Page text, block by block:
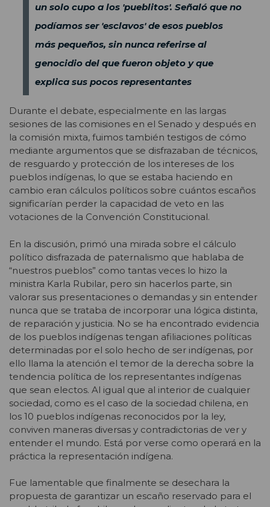
un solo cupo a los 'pueblitos'. Señaló que no
podíamos ser 'esclavos' de esos pueblos
más pequeños, sin nunca referirse al
genocidio del que fueron objeto y que
explica sus pocos representantes
Durante el debate, especialmente en las largas
sesiones de las comisiones en el Senado y después en
la comisión mixta, fuimos también testigos de cómo
mediante argumentos que se disfrazaban de técnicos,
de resguardo y protección de los intereses de los
pueblos indígenas, lo que se estaba haciendo en
cambio eran cálculos políticos sobre cuántos escaños
significarían perder la capacidad de veto en las
votaciones de la Convención Constitucional.
En la discusión, primó una mirada sobre el cálculo
político disfrazada de paternalismo que hablaba de
“nuestros pueblos” como tantas veces lo hizo la
ministra Karla Rubilar, pero sin hacerlos parte, sin
valorar sus presentaciones o demandas y sin entender
nunca que se trataba de incorporar una lógica distinta,
de reparación y justicia. No se ha encontrado evidencia
de los pueblos indígenas tengan afiliaciones políticas
determinadas por el solo hecho de ser indígenas, por
ello llama la atención el temor de la derecha sobre la
tendencia política de los representantes indígenas
que sean electos. Al igual que al interior de cualquier
sociedad, como es el caso de la sociedad chilena, en
los 10 pueblos indígenas reconocidos por la ley,
conviven maneras diversas y contradictorias de ver y
entender el mundo. Está por verse como operará en la
práctica la representación indígena.
Fue lamentable que finalmente se desechara la
propuesta de garantizar un escaño reservado para el